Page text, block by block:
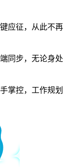
应征，从此不再
同步，无论身处
掌控，工作规划